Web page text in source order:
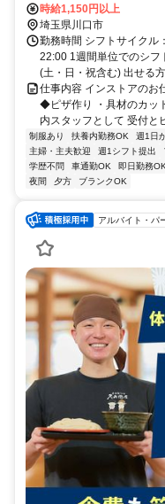
時給1,150円以上
埼玉県川口市
勤務時間 シフトサイクル
22:00 1週間単位でのシフ
(土・日・祝含む) 出せる
仕事内容 インストアの
◆ピザ作り ・具材のカッ
内スタッフとして 受付と
制服あり 扶養内勤務OK 週1日
主婦・主夫歓迎
週1シフト提出
学歴不問
車通勤OK 即日勤務OK
夜間
夕方 ブランクOK
アルバイト・パ